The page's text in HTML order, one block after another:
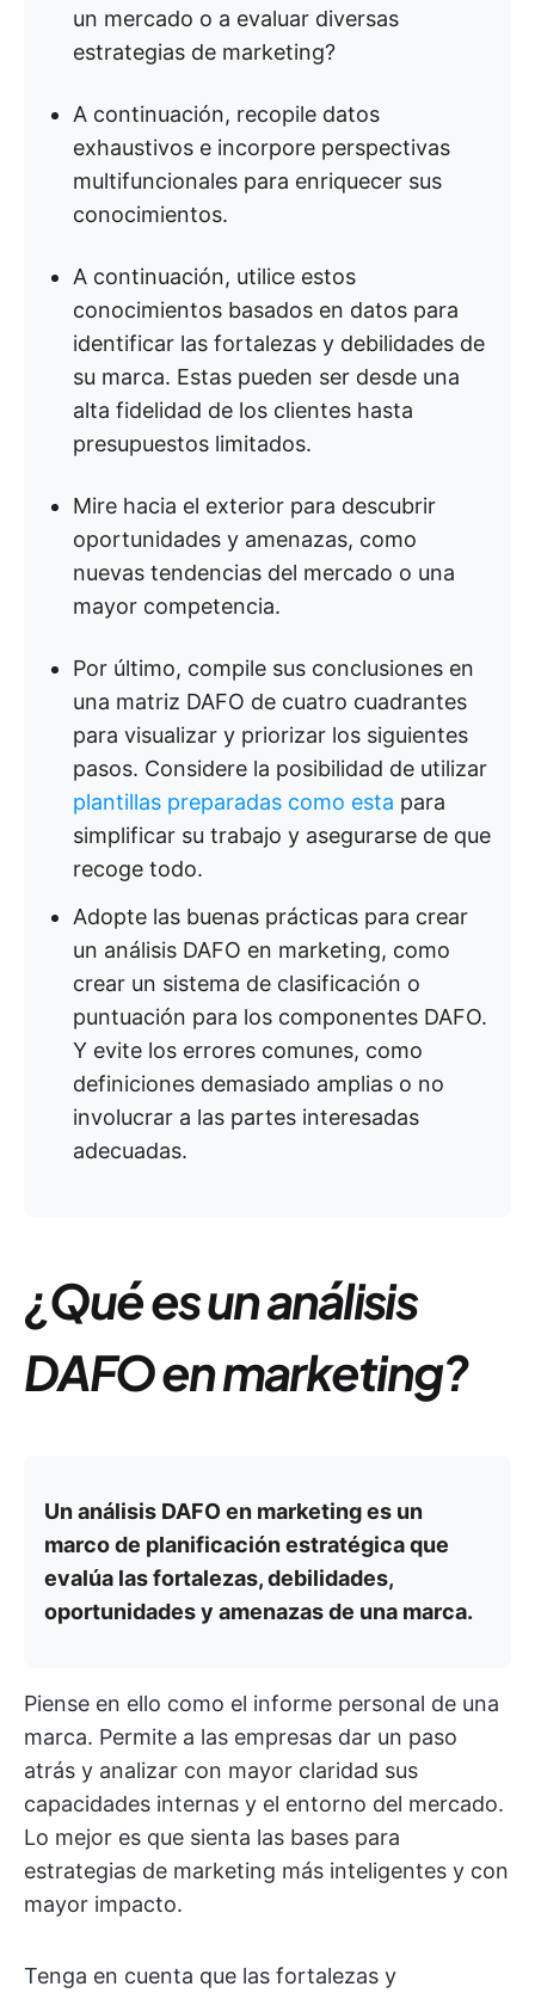
un mercado o a evaluar diversas
estrategias de marketing?
A continuación, recopile datos
exhaustivos e incorpore perspectivas
multifuncionales para enriquecer sus
conocimientos.
A continuación, utilice estos
conocimientos basados en datos para
identificar las fortalezas y debilidades de
su marca. Estas pueden ser desde una
alta fidelidad de los clientes hasta
presupuestos limitados.
Mire hacia el exterior para descubrir
oportunidades y amenazas, como
nuevas tendencias del mercado o una
mayor competencia.
Por último, compile sus conclusiones en
una matriz DAFO de cuatro cuadrantes
para visualizar y priorizar los siguientes
pasos. Considere la posibilidad de utilizar
plantillas preparadas como esta para
simplificar su trabajo y asegurarse de que
recoge todo.
Adopte las buenas prácticas para crear
un análisis DAFO en marketing, como
crear un sistema de clasificación o
puntuación para los componentes DAFO.
Y evite los errores comunes, como
definiciones demasiado amplias o no
involucrar a las partes interesadas
adecuadas.
¿Qué es un análisis
DAFO en marketing?
Un análisis DAFO en marketing es un
marco de planificación estratégica que
evalúa las fortalezas, debilidades,
oportunidades y amenazas de una marca.
Piense en ello como el informe personal de una
marca. Permite a las empresas dar un paso
atrás y analizar con mayor claridad sus
capacidades internas y el entorno del mercado.
Lo mejor es que sienta las bases para
estrategias de marketing más inteligentes y con
mayor impacto.
Tenga en cuenta que las fortalezas y